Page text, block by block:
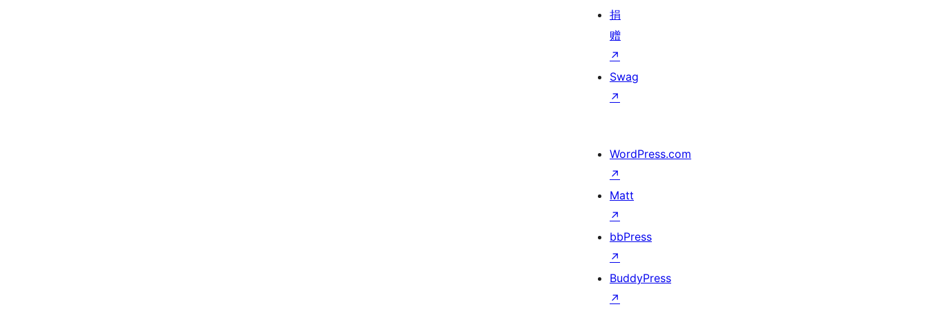
捐
赠
↗
Swag
↗
WordPress.com
↗
Matt
↗
bbPress
↗
BuddyPress
↗